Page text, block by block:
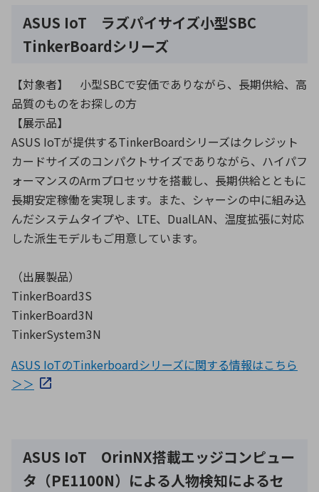
ASUS IoT ラズパイサイズ小型SBC
TinkerBoardシリーズ
【対象者】 小型SBCで安価でありながら、長期供給、高
品質のものをお探しの方
【展示品】
ASUS IoTが提供するTinkerBoardシリーズはクレジット
カードサイズのコンパクトサイズでありながら、ハイパフ
ォーマンスのArmプロセッサを搭載し、長期供給とともに
長期安定稼働を実現します。また、シャーシの中に組み込
んだシステムタイプや、LTE、DualLAN、温度拡張に対応
した派生モデルもご用意しています。
（出展製品）
TinkerBoard3S
TinkerBoard3N
TinkerSystem3N
ASUS IoTのTinkerboardシリーズに関する情報はこちら
＞＞
ASUS IoT OrinNX搭載エッジコンピュー
タ（PE1100N）による人物検知によるセ